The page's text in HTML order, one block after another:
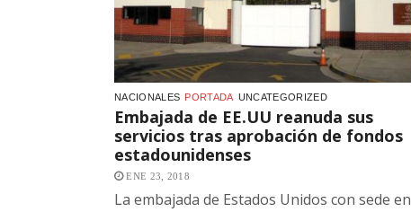
NACIONALES PORTADA UNCATEGORIZED
Embajada de EE.UU reanuda sus
servicios tras aprobación de fondos
estadounidenses
ENE 23, 2018
La embajada de Estados Unidos con sede en